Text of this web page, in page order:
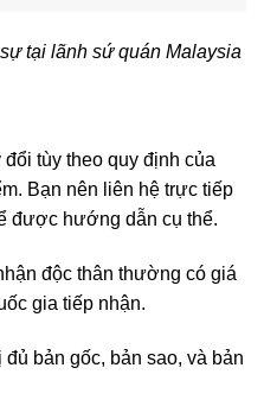
tại lãnh sứ quán Malaysia
tùy theo quy định của
Bạn nên liên hệ trực tiếp
được hướng dẫn cụ thể.
độc thân thường có giá
gia tiếp nhận.
bản gốc, bản sao, và bản